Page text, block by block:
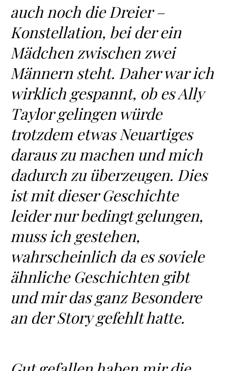
auch noch die Dreier –
Konstellation, bei der ein
Mädchen zwischen zwei
Männern steht. Daher war ich
wirklich gespannt, ob es Ally
Taylor gelingen würde
trotzdem etwas Neuartiges
daraus zu machen und mich
dadurch zu überzeugen. Dies
ist mit dieser Geschichte
leider nur bedingt gelungen,
muss ich gestehen,
wahrscheinlich da es soviele
ähnliche Geschichten gibt
und mir das ganz Besondere
an der Story gefehlt hatte.